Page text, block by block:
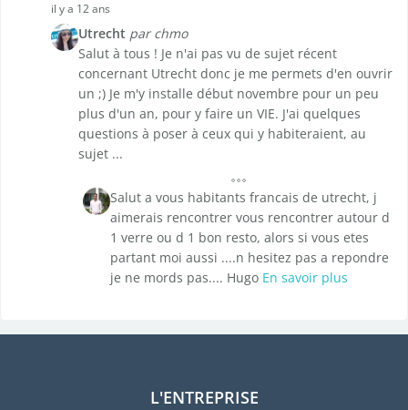
il y a 12 ans
Utrecht par chmo
Salut à tous ! Je n'ai pas vu de sujet récent
concernant Utrecht donc je me permets d'en ouvrir
un ;) Je m'y installe début novembre pour un peu
plus d'un an, pour y faire un VIE. J'ai quelques
questions à poser à ceux qui y habiteraient, au
sujet ...
Salut a vous habitants francais de utrecht, j
aimerais rencontrer vous rencontrer autour d
1 verre ou d 1 bon resto, alors si vous etes
partant moi aussi ....n hesitez pas a repondre
je ne mords pas.... Hugo En savoir plus
L'ENTREPRISE